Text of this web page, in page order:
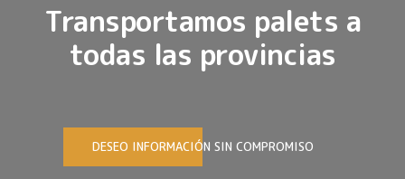
Transportamos palets a
todas las provincias
DESEO INFORMACIÓN SIN COMPROMISO